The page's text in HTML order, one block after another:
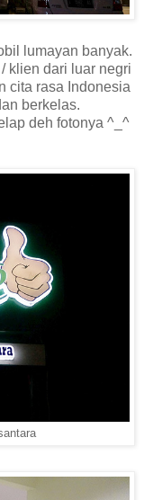
lumayan banyak.
klien dari luar negri
cita rasa Indonesia
berkelas.
deh fotonya ^_^